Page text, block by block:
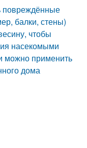
повреждённые
балки, стены)
чтобы
насекомыми
можно применить
дома